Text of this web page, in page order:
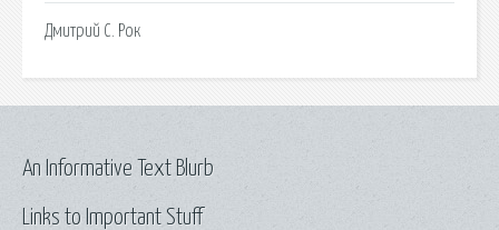
Дмитрий C. Рок
Links to Important Stuff
An Informative Text Blurb